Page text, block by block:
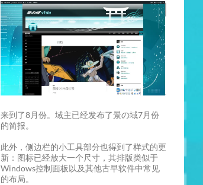
来到了8月份。域主已经发布了景の域7月份
的简报。
此外，侧边栏的小工具部分也得到了样式的更
新：图标已经放大一个尺寸，其排版类似于
Windows控制面板以及其他古早软件中常见
的布局。